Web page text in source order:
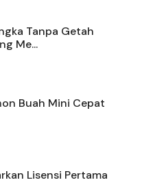
Tanpa Getah
Me...
Buah Mini Cepat
Lisensi Pertama